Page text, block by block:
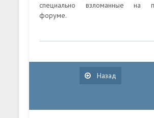
специально взломанные на
форуме.
Назад